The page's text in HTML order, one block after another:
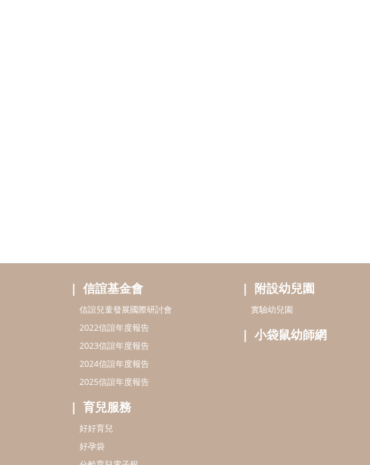
信誼基金會
信誼兒童發展國際研討會
2022信誼年度報告
2023信誼年度報告
2024信誼年度報告
2025信誼年度報告
育兒服務
好好育兒
好孕袋
附設幼兒園
實驗幼兒園
小袋鼠幼師網